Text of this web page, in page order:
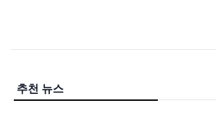
추천 뉴스